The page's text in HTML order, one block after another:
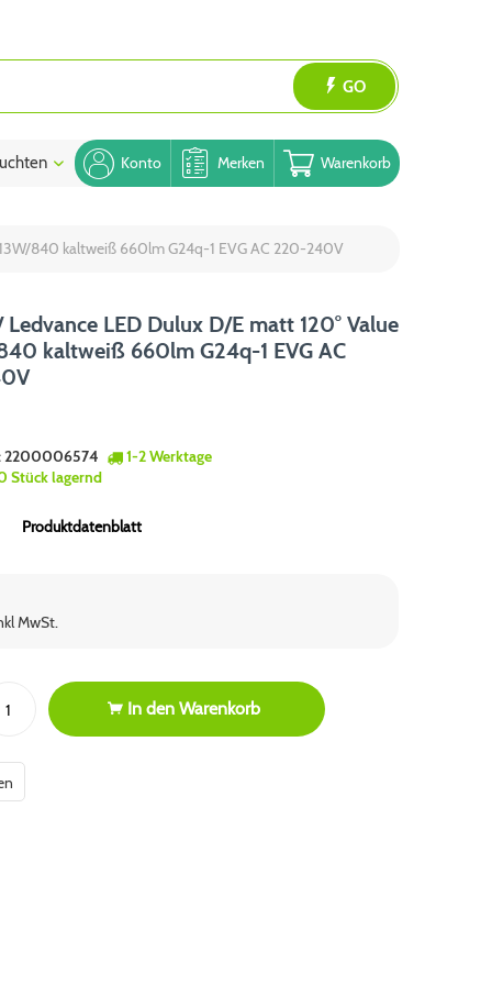
GO
Konto Merken Warenkorb
Blog
840 kaltweiß 660lm G24q-1 EVG AC 220-240V
Ledvance LED Dulux D/E matt 120° Value
kaltweiß 660lm G24q-1 EVG AC
2200006574
1-2 Werktage
Stück lagernd
Produktdatenblatt
MwSt.
In den Warenkorb